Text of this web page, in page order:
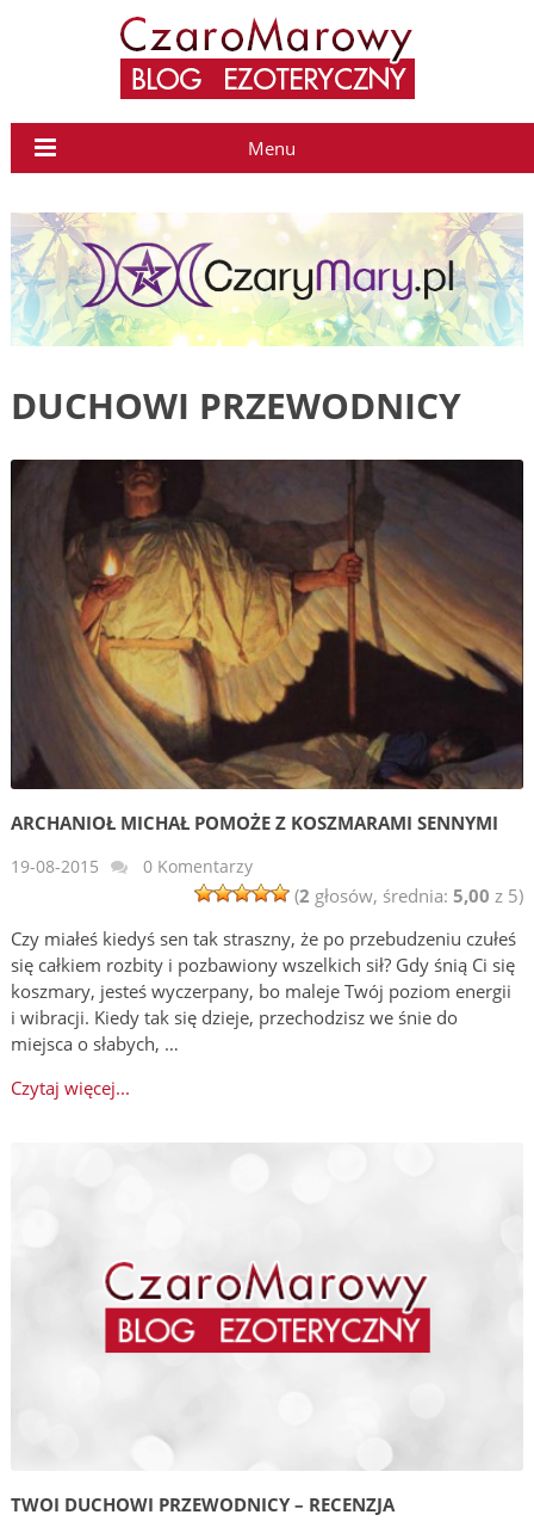
Menu
DUCHOWI PRZEWODNICY
ARCHANIOŁ MICHAŁ POMOŻE Z KOSZMARAMI SENNYMI
19-08-2015 0 Komentarzy
(2 głosów, średnia: 5,00 z 5)
Czy miałeś kiedyś sen tak straszny, że po przebudzeniu czułeś
się całkiem rozbity i pozbawiony wszelkich sił? Gdy śnią Ci się
koszmary, jesteś wyczerpany, bo maleje Twój poziom energii
i wibracji. Kiedy tak się dzieje, przechodzisz we śnie do
miejsca o słabych, …
Czytaj więcej...
TWOI DUCHOWI PRZEWODNICY – RECENZJA